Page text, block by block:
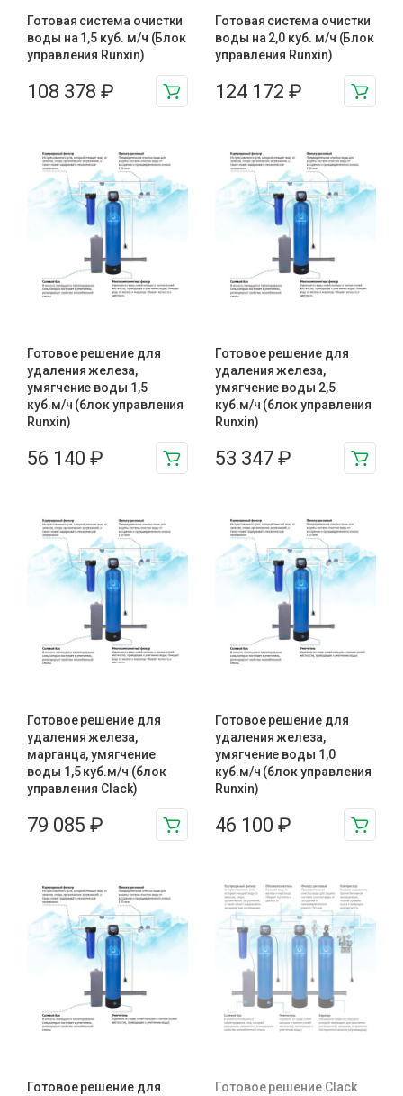
Готовая система очистки
воды на 1,5 куб. м/ч (Блок
управления Runxin)
108 378 ₽
Готовая система очистки
воды на 2,0 куб. м/ч (Блок
управления Runxin)
124 172 ₽
Готовое решение для
удаления железа,
умягчение воды 1,5
куб.м/ч (блок управления
Runxin)
56 140 ₽
Готовое решение для
удаления железа,
умягчение воды 2,5
куб.м/ч (блок управления
Runxin)
53 347 ₽
Готовое решение для
удаления железа,
марганца, умягчение
воды 1,5 куб.м/ч (блок
управления Clack)
79 085 ₽
Готовое решение для
удаления железа,
умягчение воды 1,0
куб.м/ч (блок управления
Runxin)
46 100 ₽
Готовое решение для Готовое решение Clack